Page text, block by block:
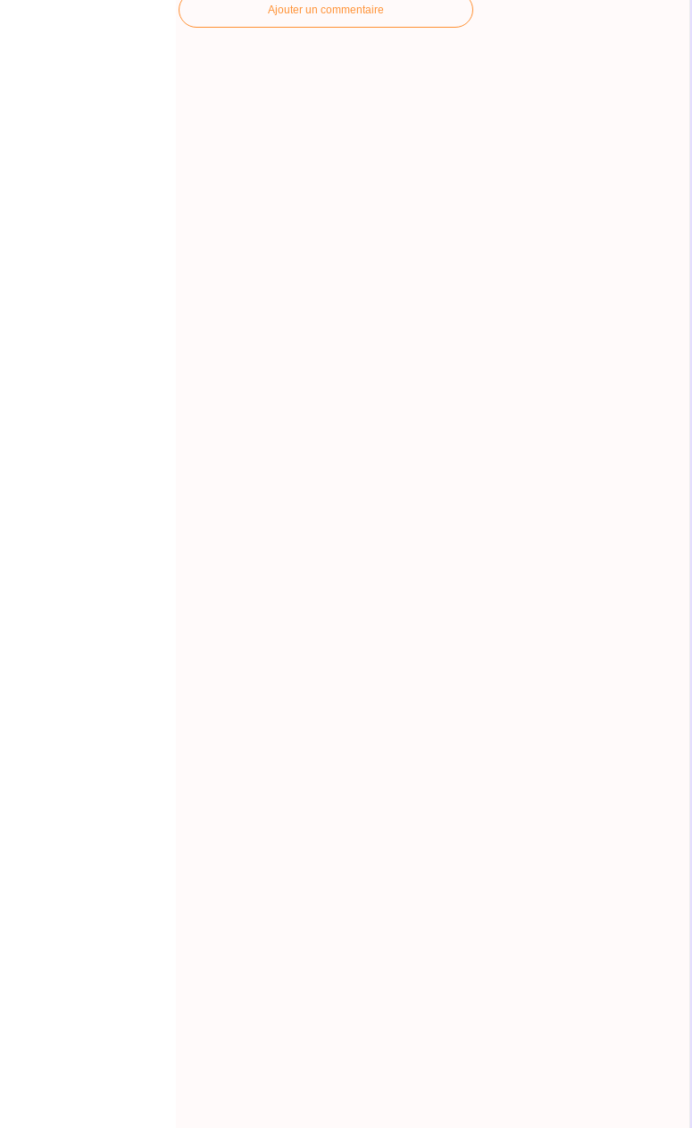
Ajouter un commentaire